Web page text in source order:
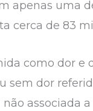
apenas uma
cerca de 83
como dor e
sem dor
associada